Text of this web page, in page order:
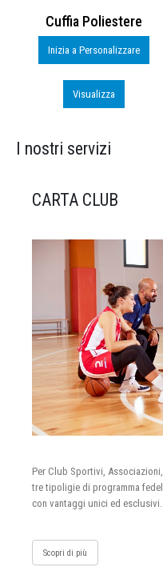
Cuffia Poliestere
Inizia a Personalizzare
Visualizza
I nostri servizi
CARTA CLUB
Per Club Sportivi, Associazioni,
tre tipoligie di programma
con vantaggi unici ed esclusivi.
Scopri di più